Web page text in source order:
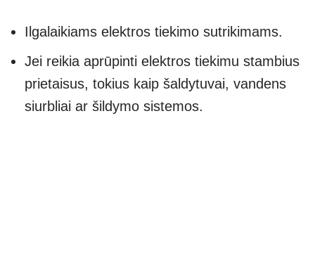
Ilgalaikiams elektros tiekimo sutrikimams.
Jei reikia aprūpinti elektros tiekimu stambius
prietaisus, tokius kaip šaldytuvai, vandens
siurbliai ar šildymo sistemos.